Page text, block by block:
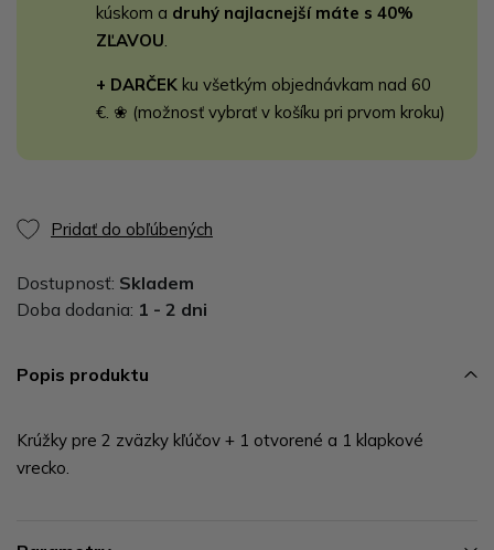
kúskom a druhý najlacnejší máte s 40%
ZĽAVOU
+ DARČEK ku všetkým objednávkam nad 60
€. ❀ (možnosť vybrať v košíku pri prvom kroku)
Pridať do obľúbených
Dostupnosť: Skladem
Doba dodania: 1 - 2 dni
Popis produktu
Krúžky pre 2 zväzky kľúčov + 1 otvorené a 1 klapkové
vrecko.